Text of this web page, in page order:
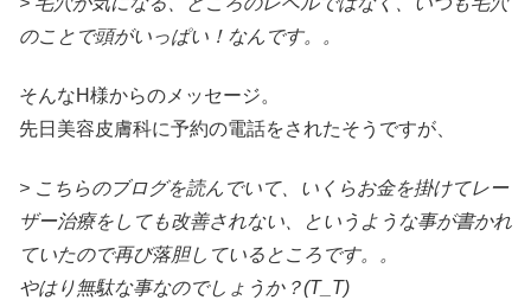
のことで頭がいっぱい！なんです。。
そんなH様からのメッセージ。
先日美容皮膚科に予約の電話をされたそうですが、
> こちらのブログを読んでいて、いくらお金を掛けてレー
ザー治療をしても改善されない、というような事が書かれ
ていたので再び落胆しているところです。。
やはり無駄な事なのでしょうか？(T_T)